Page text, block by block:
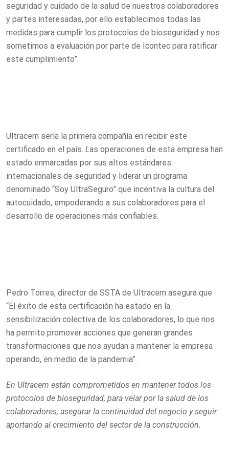
seguridad y cuidado de la salud de nuestros colaboradores
y partes interesadas, por ello establecimos todas las
medidas para cumplir los protocolos de bioseguridad y nos
sometimos a evaluación por parte de Icontec para ratificar
este cumplimiento”.
Ultracem sería la primera compañía en recibir este
certificado en el país. Las operaciones de esta empresa han
estado enmarcadas por sus altos estándares
internacionales de seguridad y liderar un programa
denominado “Soy UltraSeguro” que incentiva la cultura del
autocuidado, empoderando a sus colaboradores para el
desarrollo de operaciones más confiables.
Pedro Torres, director de SSTA de Ultracem asegura que
“El éxito de esta certificación ha estado en la
sensibilización colectiva de los colaboradores, lo que nos
ha permito promover acciones que generan grandes
transformaciones que nos ayudan a mantener la empresa
operando, en medio de la pandemia”.
En Ultracem están comprometidos en mantener todos los
protocolos de bioseguridad, para velar por la salud de los
colaboradores, asegurar la continuidad del negocio y seguir
aportando al crecimiento del sector de la construcción.